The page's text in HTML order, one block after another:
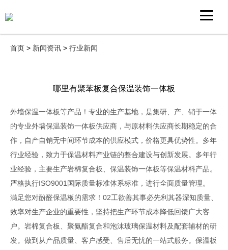
首页 > 新闻资讯 > 行业新闻
哪里有聚苯板复合保温装饰一体板
外墙保温一体板等产品！专业的生产基地，是集研、产、销于一体
的专业外墙保温装饰一体板供应商，与原材料供应商长期稳定的合
作，自产自销无中间环节成本的供应模式，价格更具优势性。多年
行业经验，致力于保温材料产业链的整合建设与创新发展。多年行
业经验，主要生产岩棉复合板、保温装饰一体板等保温材料产品。
严格执行ISO9001国际质量标准体系标准，进行全面质量管理。
满足您对酚醛保温板的需求！02工欲善其事必先利其器深知质量、
效率对生产企业的重要性，坚持把生产环节成本降低回馈广大客
户。岩棉复合板、聚氨酯复合和泡沫玻璃保温材料及配套辅材的研
发。做到从产品质量、客户感受、售后无忧的一站式服务。保温板